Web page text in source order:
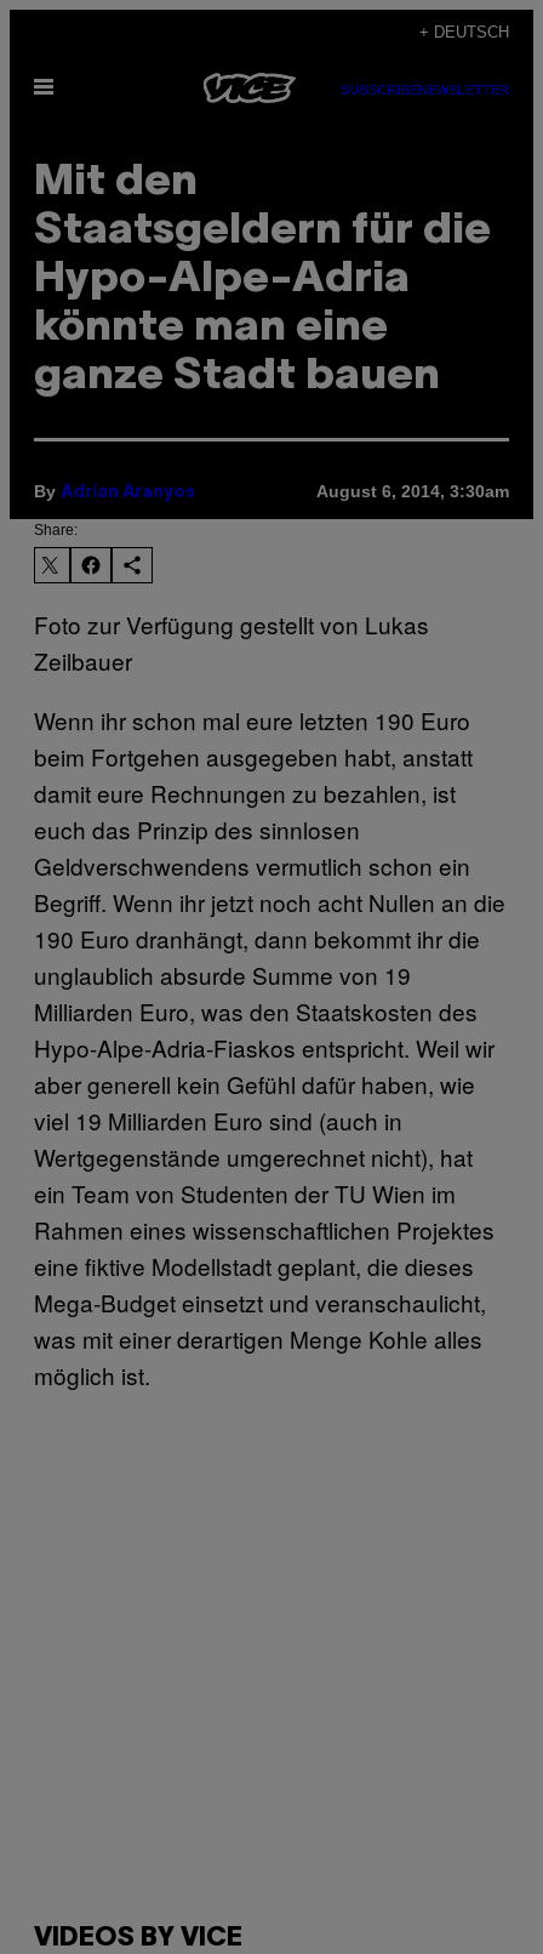
content
+ DEUTSCH
Open
SUBSCRIBENEWSLETTER
Mit den
Staatsgeldern für die
Hypo-Alpe-Adria
könnte man eine
ganze Stadt bauen
By Adrian Aranyos August 6, 2014, 3:30am
Share:
Foto zur Verfügung gestellt von Lukas
Zeilbauer
Wenn ihr schon mal eure letzten 190 Euro
beim Fortgehen ausgegeben habt, anstatt
damit eure Rechnungen zu bezahlen, ist
euch das Prinzip des sinnlosen
Geldverschwendens vermutlich schon ein
Begriff. Wenn ihr jetzt noch acht Nullen an die
190 Euro dranhängt, dann bekommt ihr die
unglaublich absurde Summe von 19
Milliarden Euro, was den Staatskosten des
Hypo-Alpe-Adria-Fiaskos entspricht. Weil wir
aber generell kein Gefühl dafür haben, wie
viel 19 Milliarden Euro sind (auch in
Wertgegenstände umgerechnet nicht), hat
ein Team von Studenten der TU Wien im
Rahmen eines wissenschaftlichen Projektes
eine fiktive Modellstadt geplant, die dieses
Mega-Budget einsetzt und veranschaulicht,
was mit einer derartigen Menge Kohle alles
möglich ist.
VIDEOS BY VICE